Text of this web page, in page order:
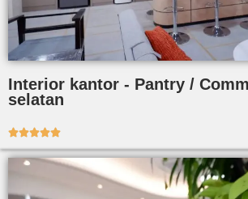
Interior kantor - Pantry /
selatan
